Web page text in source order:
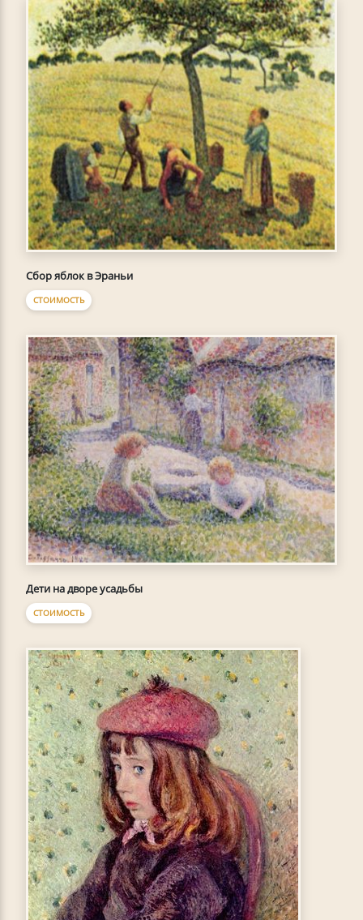
Сбор яблок в Эраньи
СТОИМОСТЬ
Дети на дворе усадьбы
СТОИМОСТЬ